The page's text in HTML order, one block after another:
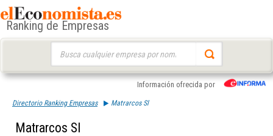
Ranking de Empresas
Información ofrecida por
Directorio Ranking Empresas Matrarcos Sl
Matrarcos Sl